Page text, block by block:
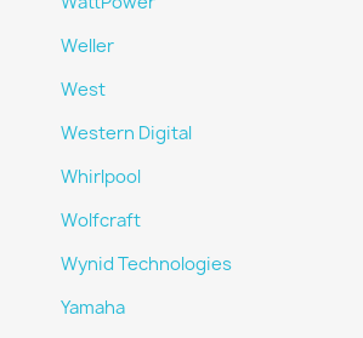
Weller
West
Western Digital
Whirlpool
Wolfcraft
Wynid Technologies
Yamaha